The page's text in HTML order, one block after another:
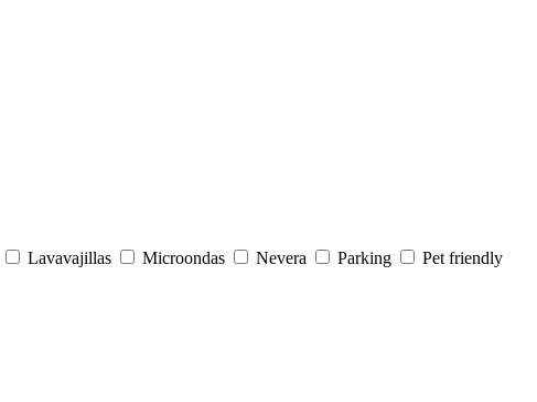
Lavavajillas Microondas Nevera Parking
Pet friendly